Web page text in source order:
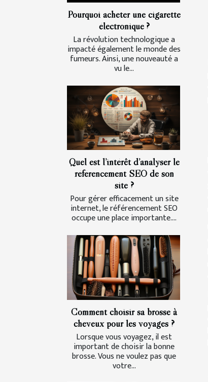
Pourquoi acheter une cigarette
électronique ?
La révolution technologique a
impacté également le monde des
fumeurs. Ainsi, une nouveauté a
vu le...
Quel est l’intérêt d’analyser le
référencement SEO de son
site ?
Pour gérer efficacement un site
internet, le référencement SEO
occupe une place importante....
Comment choisir sa brosse à
cheveux pour les voyages ?
Lorsque vous voyagez, il est
important de choisir la bonne
brosse. Vous ne voulez pas que
votre...